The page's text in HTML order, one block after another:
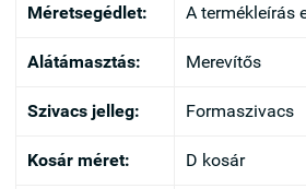
Méretsegédlet: A termékleírás
Alátámasztás: Merevítős
Szivacs jelleg: Formaszivacs
Kosár méret: D kosár